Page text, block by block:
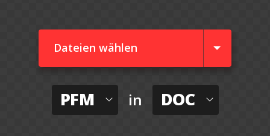
Dateien wählen
PFM in DOC